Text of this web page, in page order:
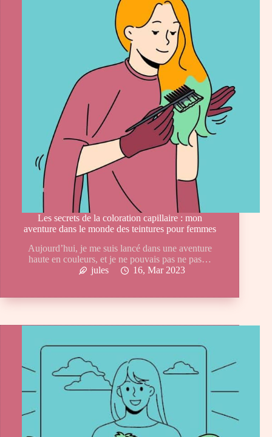
Les secrets de la coloration capillaire : mon
aventure dans le monde des teintures pour femmes
Aujourd’hui, je me suis lancé dans une aventure
haute en couleurs, et je ne pouvais pas ne pas…
jules
16, Mar 2023